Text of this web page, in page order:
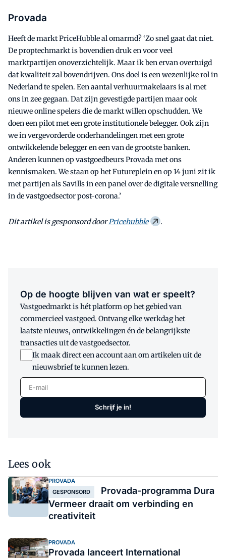
Provada
Heeft de markt PriceHubble al omarmd? ‘Zo snel gaat dat niet.
De proptechmarkt is bovendien druk en voor veel
marktpartijen onoverzichtelijk. Maar ik ben ervan overtuigd
dat kwaliteit zal bovendrijven. Ons doel is een wezenlijke rol in
Nederland te spelen. Een aantal verhuurmakelaars is al met
ons in zee gegaan. Dat zijn gevestigde partijen maar ook
nieuwe online spelers die de markt willen opschudden. We
doen een pilot met een grote institutionele belegger. Ook zijn
we in vergevorderde onderhandelingen met een grote
ontwikkelende belegger en een van de grootste banken.
Anderen kunnen op vastgoedbeurs Provada met ons
kennismaken. We staan op het Futureplein en op 14 juni zit ik
met partijen als Savills in een panel over de digitale versnelling
in de vastgoedsector post-corona.’
Dit artikel is gesponsord doorPricehubble .
Op de hoogte blijven van wat er speelt?
Vastgoedmarkt is hét platform op het gebied van
commercieel vastgoed. Ontvang elke werkdag het
laatste nieuws, ontwikkelingen én de belangrijkste
transacties uit de vastgoedsector.
Ik maak direct een account aan om artikelen uit de
nieuwsbrief te kunnen lezen.
E-mail
Schrijf je in!
Lees ook
PROVADA
GESPONSORD
Provada-programma Dura
Vermeer draait om verbinding en
creativiteit
PROVADA
Provada lanceert International